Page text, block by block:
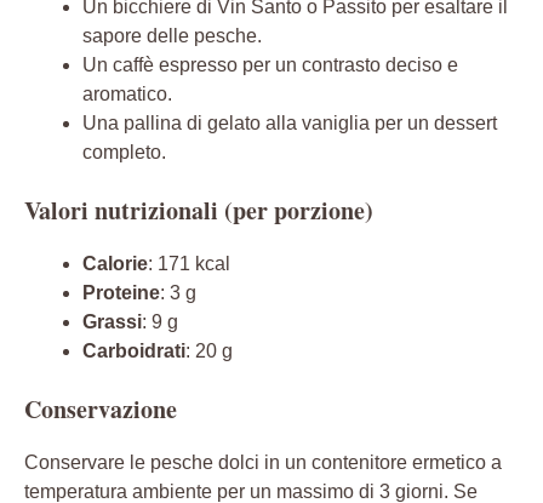
Un bicchiere di Vin Santo o Passito per esaltare il
sapore delle pesche.
Un caffè espresso per un contrasto deciso e
aromatico.
Una pallina di gelato alla vaniglia per un dessert
completo.
Valori nutrizionali (per porzione)
Calorie: 171 kcal
Proteine: 3 g
Grassi: 9 g
Carboidrati: 20 g
Conservazione
Conservare le pesche dolci in un contenitore ermetico a
temperatura ambiente per un massimo di 3 giorni. Se